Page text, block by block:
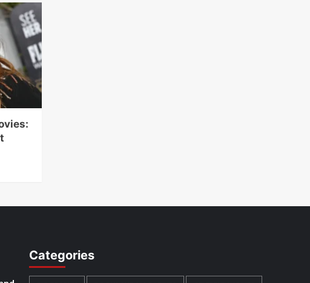
Categories